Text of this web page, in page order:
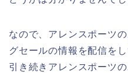
なので、アレンスポーツ
グセールの情報を配信を
引き続きアレンスポーツ